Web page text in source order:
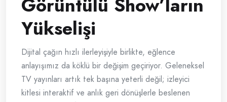
Görüntülü Show’ların
Yükselişi
Dijital çağın hızlı ilerleyişiyle birlikte, eğlence
anlayışımız da köklü bir değişim geçiriyor. Geleneksel
TV yayınları artık tek başına yeterli değil; izleyici
kitlesi interaktif ve anlık geri dönüşlerle beslenen